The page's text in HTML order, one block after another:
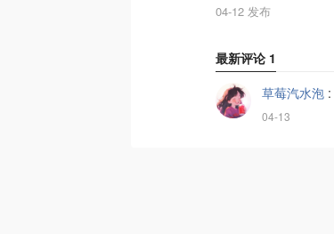
04-12 发布
最新评论 1
草莓汽水泡 :
04-13